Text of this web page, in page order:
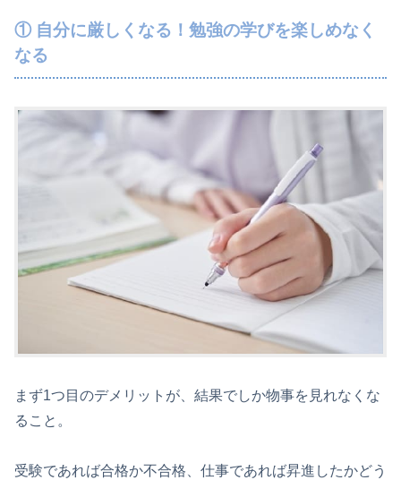
① 自分に厳しくなる！勉強の学びを楽しめなく
なる
まず1つ目のデメリットが、結果でしか物事を見れなくな
ること。
受験であれば合格か不合格、仕事であれば昇進したかどう